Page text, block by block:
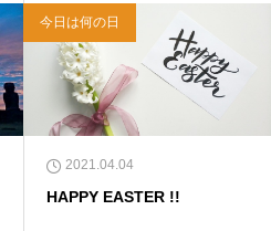
今日は何の日
2021.04.04
HAPPY EASTER !!